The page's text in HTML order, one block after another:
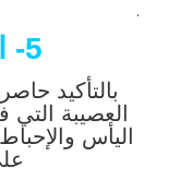
.
5- النهوض مجدداً
بالتأكيد
العصيبة التي
اليأس